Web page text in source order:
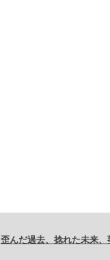
歪んだ過去、捻れた未来